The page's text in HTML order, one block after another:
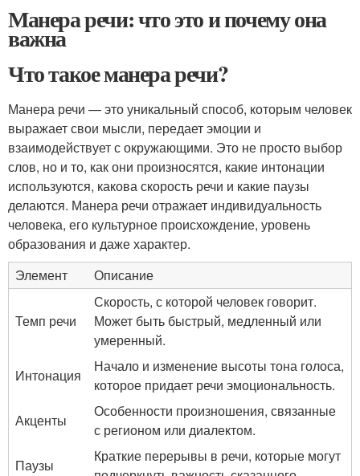
Манера речи: что это и почему она
важна
Что такое манера речи?
Манера речи — это уникальный способ, которым человек
выражает свои мысли, передает эмоции и
взаимодействует с окружающими. Это не просто выбор
слов, но и то, как они произносятся, какие интонации
используются, какова скорость речи и какие паузы
делаются. Манера речи отражает индивидуальность
человека, его культурное происхождение, уровень
образования и даже характер.
Элемент
Описание
Темп речи
Скорость, с которой человек говорит.
Может быть быстрый, медленный или
умеренный.
Интонация
Начало и изменение высоты тона голоса,
которое придает речи эмоциональность.
Акценты
Особенности произношения, связанные
с регионом или диалектом.
Паузы
Краткие перерывы в речи, которые могут